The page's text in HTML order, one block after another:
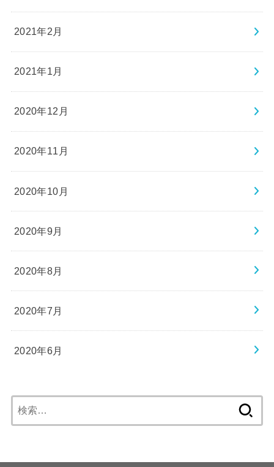
2021年2月
2021年1月
2020年12月
2020年11月
2020年10月
2020年9月
2020年8月
2020年7月
2020年6月
索: